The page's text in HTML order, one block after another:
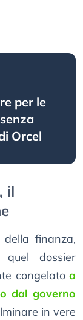
per le
Orcel
il
finanza,
dossier
congelato a
dal governo
in vere